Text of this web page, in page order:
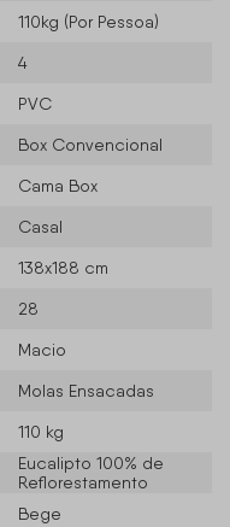
110kg (Por Pessoa)
4
PVC
Box Convencional
Cama Box
Casal
138x188 cm
28
Macio
Molas Ensacadas
110 kg
Eucalipto 100% de
Reflorestamento
Bege